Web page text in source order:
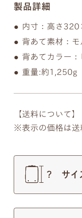
製品詳細
内寸：高さ
背あて素材：モ
背あてカラー：
重量:約1,250g
【送料について】
表示の価格は送
サイ